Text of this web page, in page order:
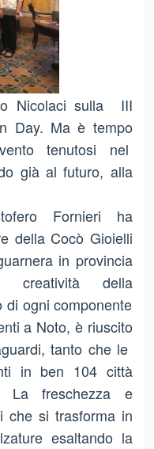
Nicolaci sulla III
Day. Ma è tempo
tenutosi nel
già al futuro, alla
Fornieri ha
della Cocò Gioielli
in provincia
della
di ogni componente
a Noto, è riuscito
tanto che le
in ben 104 città
La freschezza e
che si trasforma in
esaltando la